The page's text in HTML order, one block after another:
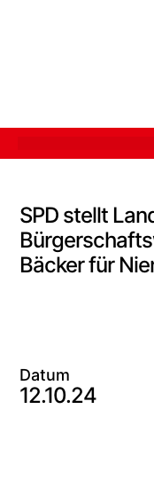
SPD stellt
Bäcker für
Datum
12.10.24